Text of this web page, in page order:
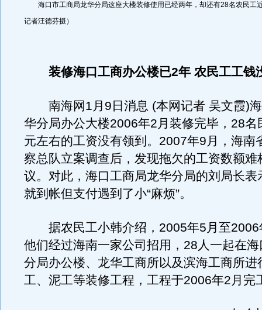
海口市工商局龙华分局这座大楼装修使用已经两年，却还有28名农民工
记者汪德芬摄）
装修海口工商办公楼已2年 农民工工钱
南海网1月9日消息 (本网记者 吴文霞)海
华分局办公大楼2006年2月装修完毕，28名
元左右的工资没有领到。2007年9月，海南
察总队立案调查后，发现拖欠的工资数额难
议。对此，海口工商局龙华分局的刘局长表
就到帐但支付遇到了小“麻烦”。
据农民工小韩介绍，2005年5月至2006
他们经过海南一家公司招用，28人一起在
分局办公楼、龙华工商所以及滨海工商所进
工、泥工等装修工程，工程于2006年2月完